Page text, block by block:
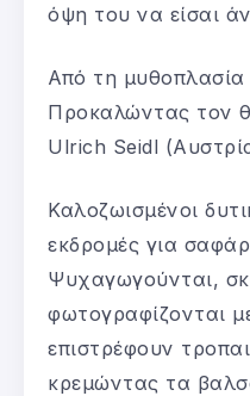
όψη του να είσαι
Από τη μυθοπλασία
Προκαλώντας τον
Ulrich Seidl
Καλοζωισμένοι
εκδρομές για
Ψυχαγωγούνται,
φωτογραφίζονται
επιστρέφουν
κρεμώντας τα